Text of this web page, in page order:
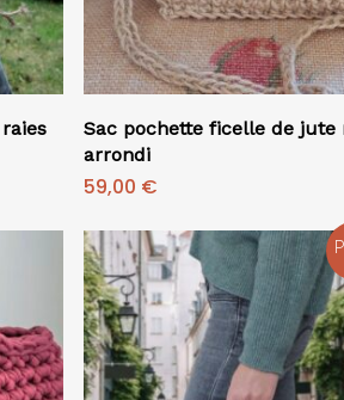
raies
Ajouter Au Panier
Sac pochette ficelle de jute
arrondi
59,00 €